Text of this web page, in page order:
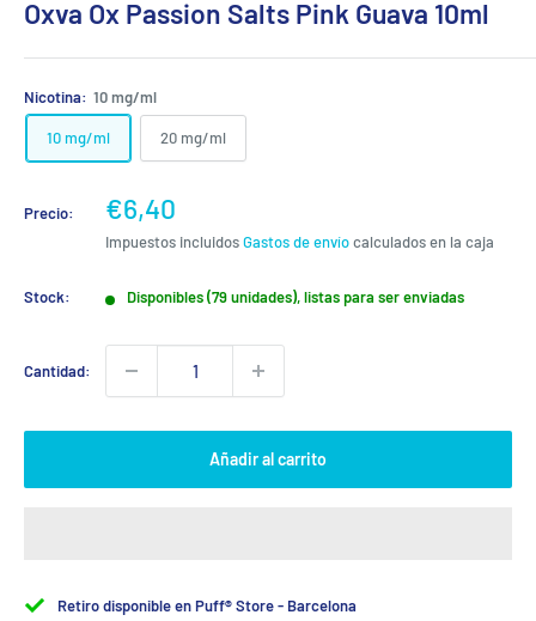
Oxva Ox Passion Salts Pink Guava 10ml
Nicotina: 10 mg/ml
10 mg/ml 20 mg/ml
Precio:
Precio
de
venta
€6,40
Impuestos incluidosGastos de envíocalculados en la caja
Stock: Disponibles (79 unidades), listas para ser enviadas
Cantidad:
Añadir al carrito
Retiro disponible en Puff® Store - Barcelona